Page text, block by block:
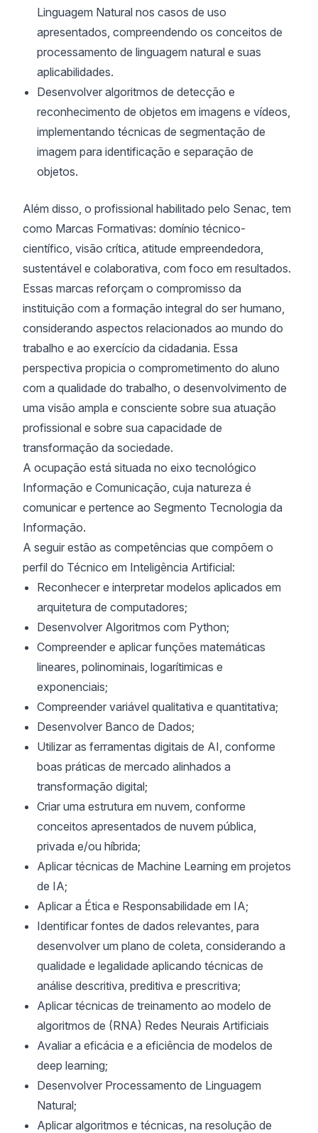
Linguagem Natural nos casos de uso
apresentados, compreendendo os conceitos de
processamento de linguagem natural e suas
aplicabilidades.
Desenvolver algoritmos de detecção e
reconhecimento de objetos em imagens e vídeos,
implementando técnicas de segmentação de
imagem para identificação e separação de
objetos.
Além disso, o profissional habilitado pelo Senac, tem
como Marcas Formativas: domínio técnico-
científico, visão crítica, atitude empreendedora,
sustentável e colaborativa, com foco em resultados.
Essas marcas reforçam o compromisso da
instituição com a formação integral do ser humano,
considerando aspectos relacionados ao mundo do
trabalho e ao exercício da cidadania. Essa
perspectiva propicia o comprometimento do aluno
com a qualidade do trabalho, o desenvolvimento de
uma visão ampla e consciente sobre sua atuação
profissional e sobre sua capacidade de
transformação da sociedade.
A ocupação está situada no eixo tecnológico
Informação e Comunicação, cuja natureza é
comunicar e pertence ao Segmento Tecnologia da
Informação.
A seguir estão as competências que compõem o
perfil do Técnico em Inteligência Artificial:
Reconhecer e interpretar modelos aplicados em
arquitetura de computadores;
Desenvolver Algoritmos com Python;
Compreender e aplicar funções matemáticas
lineares, polinominais, logarítimicas e
exponenciais;
Compreender variável qualitativa e quantitativa;
Desenvolver Banco de Dados;
Utilizar as ferramentas digitais de AI, conforme
boas práticas de mercado alinhados a
transformação digital;
Criar uma estrutura em nuvem, conforme
conceitos apresentados de nuvem pública,
privada e/ou híbrida;
Aplicar técnicas de Machine Learning em projetos
de IA;
Aplicar a Ética e Responsabilidade em IA;
Identificar fontes de dados relevantes, para
desenvolver um plano de coleta, considerando a
qualidade e legalidade aplicando técnicas de
análise descritiva, preditiva e prescritiva;
Aplicar técnicas de treinamento ao modelo de
algoritmos de (RNA) Redes Neurais Artificiais
Avaliar a eficácia e a eficiência de modelos de
deep learning;
Desenvolver Processamento de Linguagem
Natural;
Aplicar algoritmos e técnicas, na resolução de